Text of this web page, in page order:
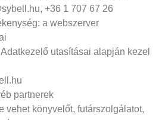
+36 1 707 67 26
a webszerver
utasításai alapján kezel
partnerek
vehet könyvelőt, futárszolgálatot,